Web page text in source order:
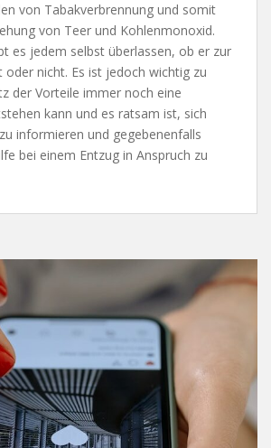
von Tabakverbrennung und somit
von Teer und Kohlenmonoxid.
es jedem selbst überlassen, ob er zur
oder nicht. Es ist jedoch wichtig zu
der Vorteile immer noch eine
kann und es ratsam ist, sich
informieren und gegebenenfalls
bei einem Entzug in Anspruch zu